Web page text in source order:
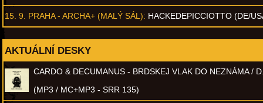
15. 9. PRAHA - ARCHA+ (MALÝ SÁL): HACKEDEPICCIOTTO (DE/
AKTUÁLNÍ DESKY
CARDO & DECUMANUS - BRDSKEJ VLAK DO NEZNÁMA /
(MP3 / MC+MP3 - SRR 135)